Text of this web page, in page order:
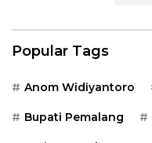
Popular Tags
Anom Widiyantoro
Bupati Pemalang